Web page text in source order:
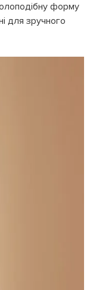
форму
для зручного